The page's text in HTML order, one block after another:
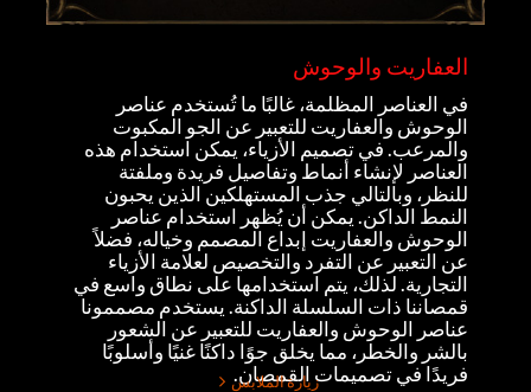
العفاريت والوحوش
في العناصر المظلمة، غالبًا ما تُستخدم عناصر
الوحوش والعفاريت للتعبير عن الجو المكبوت
والمرعب. في تصميم الأزياء، يمكن استخدام هذه
العناصر لإنشاء أنماط وتفاصيل فريدة وملفتة
للنظر، وبالتالي جذب المستهلكين الذين يحبون
النمط الداكن. يمكن أن يُظهر استخدام عناصر
الوحوش والعفاريت إبداع المصمم وخياله، فضلاً
عن التعبير عن التفرد والتخصيص لعلامة الأزياء
التجارية. لذلك، يتم استخدامها على نطاق واسع في
قمصاننا ذات السلسلة الداكنة. يستخدم مصممونا
عناصر الوحوش والعفاريت للتعبير عن الشعور
بالشر والخطر، مما يخلق جوًا داكنًا غنيًا وأسلوبًا
فريدًا في تصميمات القمصان.
زيارة الملابس